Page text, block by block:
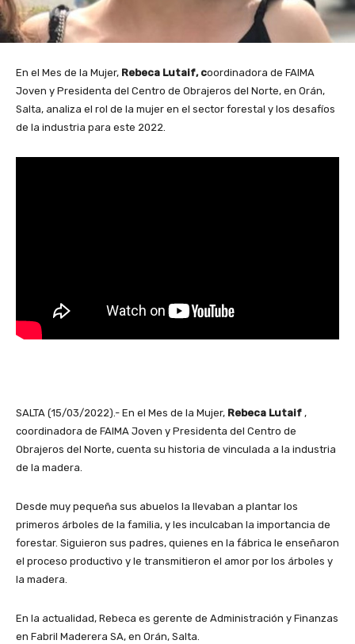
En el Mes de la Mujer, Rebeca Lutaif, coordinadora de FAIMA
Joven y Presidenta del Centro de Obrajeros del Norte, en Orán,
Salta, analiza el rol de la mujer en el sector forestal y los desafíos
de la industria para este 2022.
SALTA (15/03/2022).- En el Mes de la Mujer, Rebeca Lutaif ,
coordinadora de FAIMA Joven y Presidenta del Centro de
Obrajeros del Norte, cuenta su historia de vinculada a la industria
de la madera.
Desde muy pequeña sus abuelos la llevaban a plantar los
primeros árboles de la familia, y les inculcaban la importancia de
forestar. Siguieron sus padres, quienes en la fábrica le enseñaron
el proceso productivo y le transmitieron el amor por los árboles y
la madera.
En la actualidad, Rebeca es gerente de Administración y Finanzas
en Fabril Maderera SA, en Orán, Salta.